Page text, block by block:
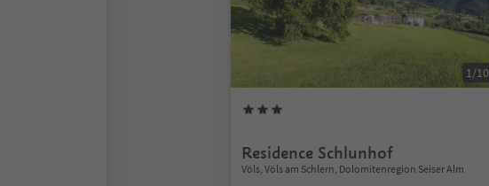
1/10
Residence Schlunhof
Völs, Völs am Schlern, Dolomitenregion Seiser Alm